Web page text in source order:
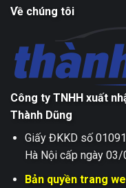
Về chúng tôi
Công ty TNHH xuất
Thành Dũng
Giấy ĐKKD số
Hà Nội cấp ngày
Bản quyền trang